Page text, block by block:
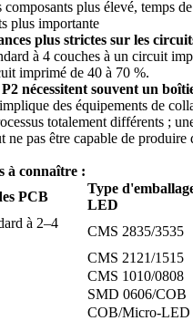
composants plus élevé, temps
plus importante
plus strictes sur les
à 4 couches à un circuit
imprimé de 40 à 70 %.
nécessitent souvent un
des équipements de
totalement différents ;
ne pas être capable de
à connaître :
PCB
Type
LED
à 2–4
CMS 2835/3535
CMS 2121/1515
CMS 1010/0808
SMD 0606/COB
COB/Micro-LED